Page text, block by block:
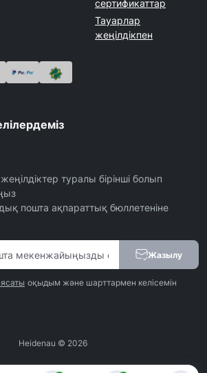
сертификаттар
Тауарлар
жеңілдікпен
туралы бірінші болып
пошта ақпараттық бюллетеніне
Жазылу
оқыдым және шарттармен келісемін
Heidenau © 2026